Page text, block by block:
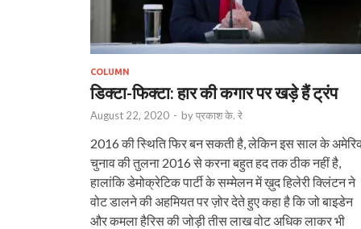
COLUMN
डिक्टा-फिक्टा: हार की कगार पर खड़े हैं ट्रंप
August 22, 2020 - byप्रकाश के. रे
2016 की स्थिति फिर बन सकती है, लेकिन इस साल के
चुनाव की तुलना 2016 से करना बहुत हद तक ठीक नहीं है,
हालांकि डेमोक्रेटिक पार्टी के सम्मेलन में ख़ुद हिलेरी क्लिंटन ने
वोट डालने की अहमियत पर ज़ोर देते हुए कहा है कि जो बाइडेन
और कमला हैरिस की जोड़ी तीस लाख वोट अधिक लाकर भी